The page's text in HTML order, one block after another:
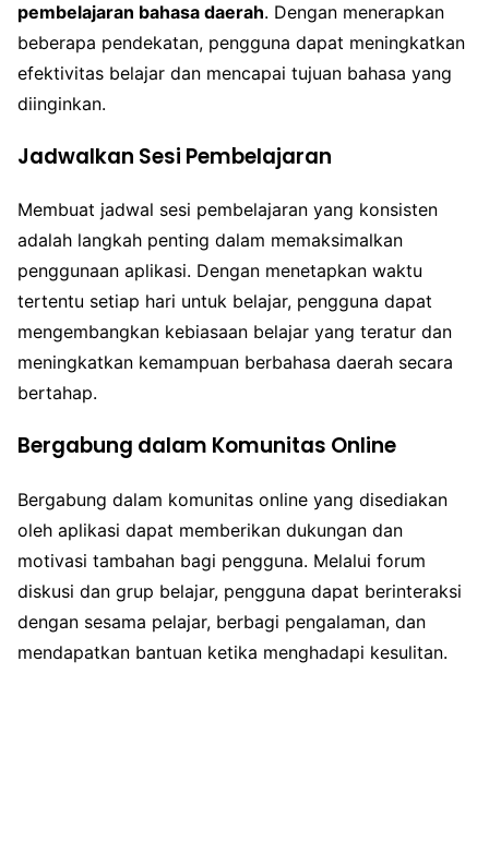
pembelajaran bahasa daerah. Dengan menerapkan
beberapa pendekatan, pengguna dapat meningkatkan
efektivitas belajar dan mencapai tujuan bahasa yang
diinginkan.
Jadwalkan Sesi Pembelajaran
Membuat jadwal sesi pembelajaran yang konsisten
adalah langkah penting dalam memaksimalkan
penggunaan aplikasi. Dengan menetapkan waktu
tertentu setiap hari untuk belajar, pengguna dapat
mengembangkan kebiasaan belajar yang teratur dan
meningkatkan kemampuan berbahasa daerah secara
bertahap.
Bergabung dalam Komunitas Online
Bergabung dalam komunitas online yang disediakan
oleh aplikasi dapat memberikan dukungan dan
motivasi tambahan bagi pengguna. Melalui forum
diskusi dan grup belajar, pengguna dapat berinteraksi
dengan sesama pelajar, berbagi pengalaman, dan
mendapatkan bantuan ketika menghadapi kesulitan.